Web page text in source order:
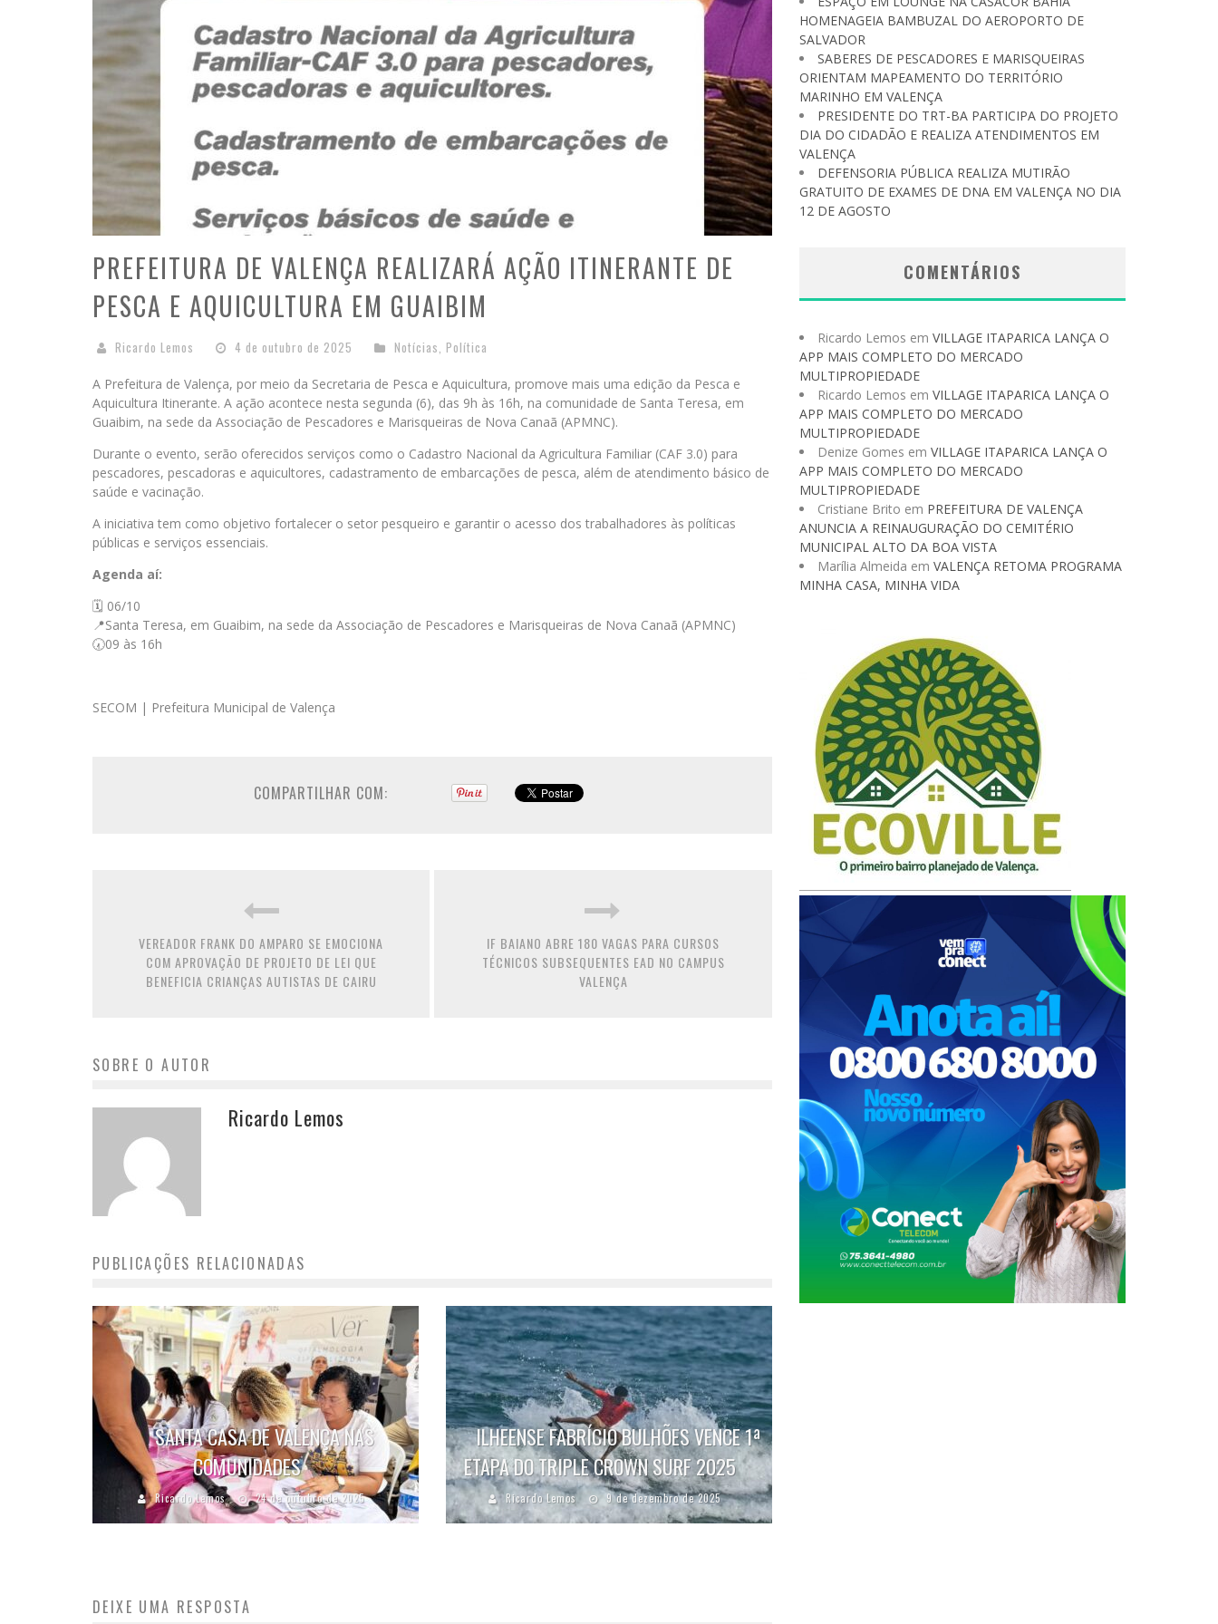
PREFEITURA DE VALENÇA REALIZARÁ AÇÃO ITINERANTE DE
PESCA E AQUICULTURA EM GUAIBIM
Ricardo Lemos 4 de outubro de 2025 Notícias, Política
A Prefeitura de Valença, por meio da Secretaria de Pesca e Aquicultura, promove mais uma edição da Pesca e
Aquicultura Itinerante. A ação acontece nesta segunda (6), das 9h às 16h, na comunidade de Santa Teresa, em
Guaibim, na sede da Associação de Pescadores e Marisqueiras de Nova Canaã (APMNC).
Durante o evento, serão oferecidos serviços como o Cadastro Nacional da Agricultura Familiar (CAF 3.0) para
pescadores, pescadoras e aquicultores, cadastramento de embarcações de pesca, além de atendimento básico de
saúde e vacinação.
A iniciativa tem como objetivo fortalecer o setor pesqueiro e garantir o acesso dos trabalhadores às políticas
públicas e serviços essenciais.
Agenda aí:
🗓️ 06/10
📍Santa Teresa, em Guaibim, na sede da Associação de Pescadores e Marisqueiras de Nova Canaã (APMNC)
🕢09 às 16h
SECOM | Prefeitura Municipal de Valença
COMPARTILHAR COM:
VEREADOR FRANK DO AMPARO SE EMOCIONA
COM APROVAÇÃO DE PROJETO DE LEI QUE
BENEFICIA CRIANÇAS AUTISTAS DE CAIRU
IF BAIANO ABRE 180 VAGAS PARA CURSOS
TÉCNICOS SUBSEQUENTES EAD NO CAMPUS
VALENÇA
SOBRE O AUTOR
Ricardo Lemos
PUBLICAÇÕES RELACIONADAS
SANTA CASA DE VALENÇA NAS
COMUNIDADES
Ricardo Lemos 24 de outubro de 2025
ILHEENSE FABRÍCIO BULHÕES VENCE 1ª
ETAPA DO TRIPLE CROWN SURF 2025
Ricardo Lemos 9 de dezembro de 2025
DEIXE UMA RESPOSTA
HOMENAGEIA BAMBUZAL DO AEROPORTO DE
SALVADOR
SABERES DE PESCADORES E MARISQUEIRAS
ORIENTAM MAPEAMENTO DO TERRITÓRIO
MARINHO EM VALENÇA
PRESIDENTE DO TRT-BA PARTICIPA DO PROJETO
DIA DO CIDADÃO E REALIZA ATENDIMENTOS EM
VALENÇA
DEFENSORIA PÚBLICA REALIZA MUTIRÃO
GRATUITO DE EXAMES DE DNA EM VALENÇA NO DIA
12 DE AGOSTO
COMENTÁRIOS
Ricardo Lemos em VILLAGE ITAPARICA LANÇA O
APP MAIS COMPLETO DO MERCADO
MULTIPROPIEDADE
Ricardo Lemos em VILLAGE ITAPARICA LANÇA O
APP MAIS COMPLETO DO MERCADO
MULTIPROPIEDADE
Denize Gomes em VILLAGE ITAPARICA LANÇA O
APP MAIS COMPLETO DO MERCADO
MULTIPROPIEDADE
Cristiane Brito em PREFEITURA DE VALENÇA
ANUNCIA A REINAUGURAÇÃO DO CEMITÉRIO
MUNICIPAL ALTO DA BOA VISTA
Marília Almeida em VALENÇA RETOMA PROGRAMA
MINHA CASA, MINHA VIDA